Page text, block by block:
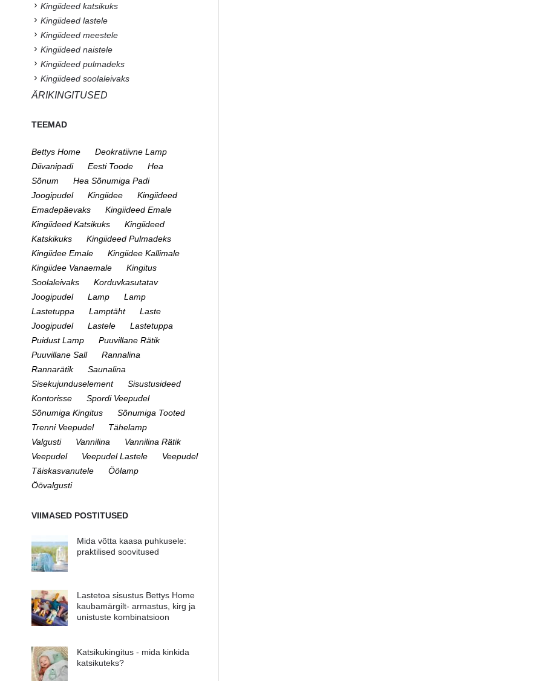
Kingiideed katsikuks
Kingiideed lastele
Kingiideed meestele
Kingiideed naistele
Kingiideed pulmadeks
Kingiideed soolaleivaks
ÄRIKINGITUSED
TEEMAD
Bettys Home
Deokratiivne Lamp
Diivanipadi
Eesti Toode
Hea
Sõnum
Hea Sõnumiga Padi
Joogipudel
Kingiidee
Kingiideed
Emadepäevaks
Kingiideed Emale
Kingiideed Katsikuks
Kingiideed
Katskikuks
Kingiideed Pulmadeks
Kingiidee Emale
Kingiidee Kallimale
Kingiidee Vanaemale
Kingitus
Soolaleivaks
Korduvkasutatav
Joogipudel
Lamp
Lamp
Lastetuppa
Lamptäht
Laste
Joogipudel
Lastele
Lastetuppa
Puidust Lamp
Puuvillane Rätik
Puuvillane Sall
Rannalina
Rannarätik
Saunalina
Sisekujunduselement
Sisustusideed
Kontorisse
Spordi Veepudel
Sõnumiga Kingitus
Sõnumiga Tooted
Trenni Veepudel
Tähelamp
Valgusti
Vannilina
Vannilina Rätik
Veepudel
Veepudel Lastele
Veepudel
Täiskasvanutele
Öölamp
Öövalgusti
VIIMASED POSTITUSED
Mida võtta kaasa puhkusele:
praktilised soovitused
Lastetoa sisustus Bettys Home
kaubamärgilt- armastus, kirg ja
unistuste kombinatsioon
Katsikukingitus - mida kinkida
katsikuteks?